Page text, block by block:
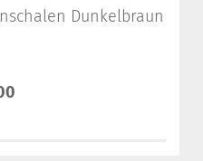
Dunkelbraun